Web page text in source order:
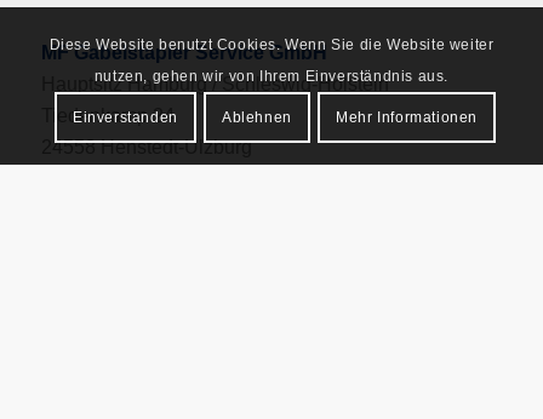
MF Gabelstapler Service GmbH
Hauptsitz Hamburg / Schleswig-Holstein
Tiedenkamp 24
24558 Henstedt-Ulzburg
Diese Website benutzt Cookies. Wenn Sie die Website weiter
nutzen, gehen wir von Ihrem Einverständnis aus.
Einverstanden Ablehnen Mehr Informationen